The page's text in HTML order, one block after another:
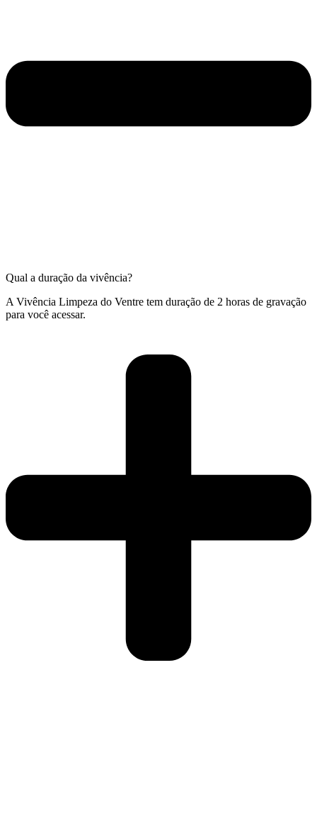
Qual a duração da vivência?
A Vivência Limpeza do Ventre tem duração de 2 horas de gravação
para você acessar.